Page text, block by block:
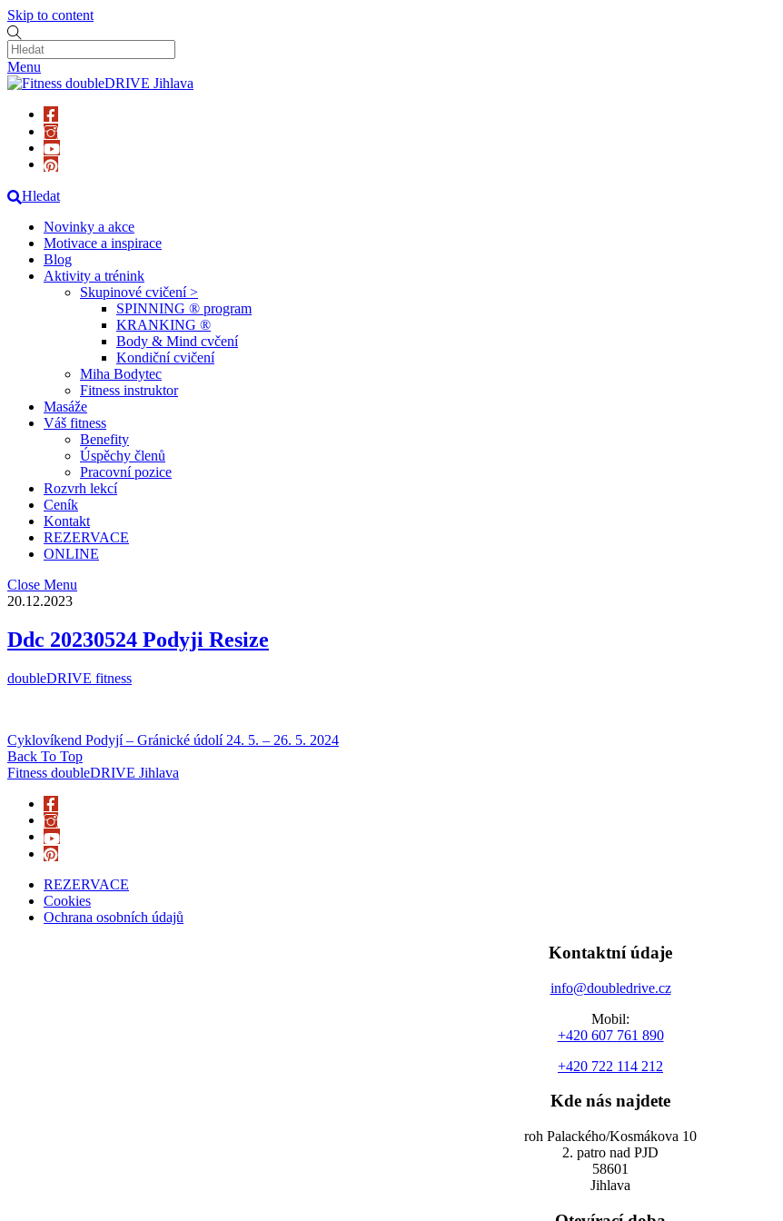
Skip to content
Menu
Hledat
Novinky a akce
Motivace a inspirace
Blog
Aktivity a trénink
Skupinové cvičení >
SPINNING ® program
KRANKING ®
Body & Mind cvčení
Kondiční cvičení
Miha Bodytec
Fitness instruktor
Masáže
Váš fitness
Benefity
Úspěchy členů
Pracovní pozice
Rozvrh lekcí
Ceník
Kontakt
REZERVACE
ONLINE
Close Menu
20.12.2023
Ddc 20230524 Podyji Resize
doubleDRIVE fitness
Cyklovíkend Podyjí – Gránické údolí 24. 5. – 26. 5. 2024
Back To Top
Fitness doubleDRIVE Jihlava
REZERVACE
Cookies
Ochrana osobních údajů
Kontaktní údaje
info@doubledrive.cz
Mobil:
+420 607 761 890
+420 722 114 212
Kde nás najdete
roh Palackého/Kosmákova 10
2. patro nad PJD
58601
Jihlava